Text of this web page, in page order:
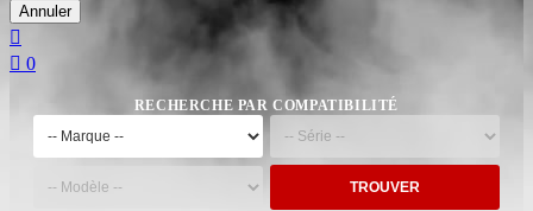
Annuler

 0
RECHERCHE PAR COMPATIBILITÉ
TROUVER